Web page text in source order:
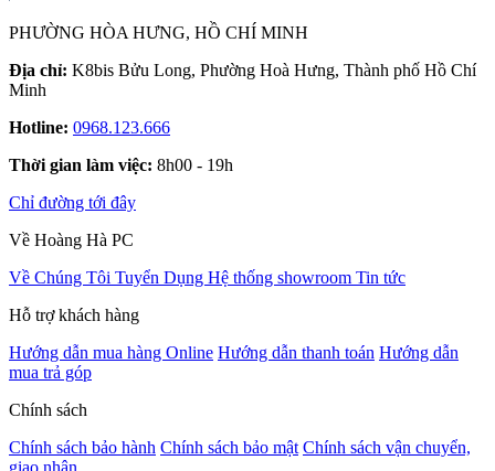
PHƯỜNG HÒA HƯNG, HỒ CHÍ MINH
Địa chỉ: K8bis Bửu Long, Phường Hoà Hưng, Thành phố Hồ Chí
Minh
Hotline: 0968.123.666
Thời gian làm việc: 8h00 - 19h
Chỉ đường tới đây
Về Hoàng Hà PC
Về Chúng Tôi Tuyển Dụng Hệ thống showroom Tin tức
Hỗ trợ khách hàng
Hướng dẫn mua hàng Online Hướng dẫn thanh toán Hướng dẫn
mua trả góp
Chính sách
Chính sách bảo hành Chính sách bảo mật Chính sách vận chuyển,
giao nhận